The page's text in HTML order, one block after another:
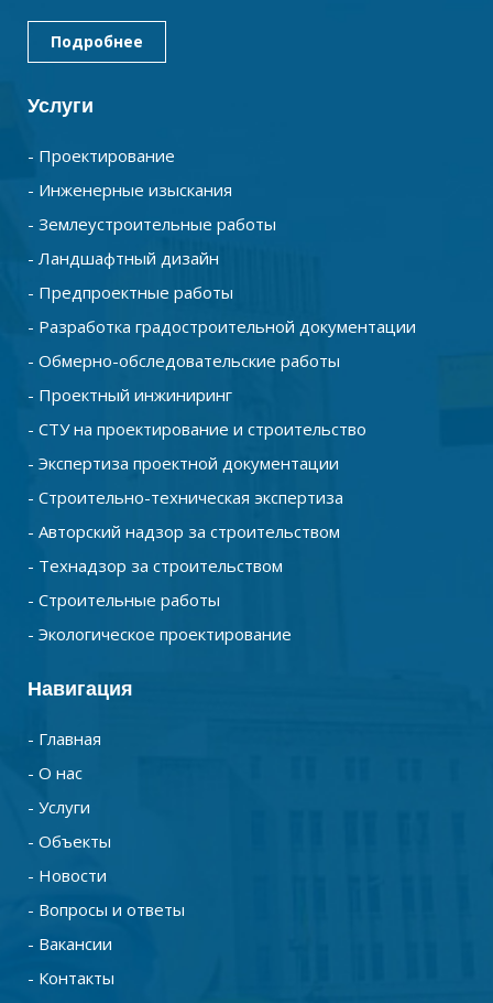
Подробнее
Услуги
- Проектирование
- Инженерные изыскания
- Землеустроительные работы
- Ландшафтный дизайн
- Предпроектные работы
- Разработка градостроительной документации
- Обмерно-обследовательские работы
- Проектный инжиниринг
- СТУ на проектирование и строительство
- Экспертиза проектной документации
- Строительно-техническая экспертиза
- Авторский надзор за строительством
- Технадзор за строительством
- Строительные работы
- Экологическое проектирование
Навигация
- Главная
- О нас
- Услуги
- Объекты
- Новости
- Вопросы и ответы
- Вакансии
- Контакты